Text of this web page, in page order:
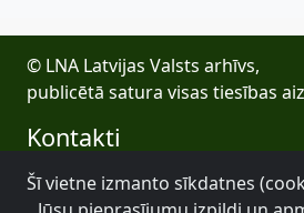
© LNA Latvijas Valsts arhīvs,
publicētā satura visas tiesības
Kontakti
E-pasts: lva@arhivi.gov.lv
Tālrunis: +371 20027447
Šī vietne izmanto sīkdatnes